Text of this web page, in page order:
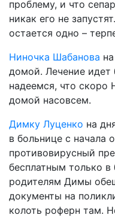
проблему, и что
никак его не
остается одно –
Ниночка Шабанова
домой. Лечение
надеемся, что скоро
домой насовсем.
Димку Луценко на
в больнице с начала
противовирусный
бесплатным только
родителям Димы
документы на
колоть роферн там.